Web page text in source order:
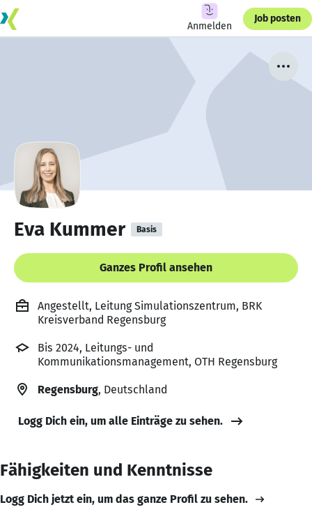
Anmelden
Job posten
Eva Kummer Basis
Ganzes Profil ansehen
Angestellt, Leitung Simulationszentrum, BRK
Kreisverband Regensburg
Bis 2024, Leitungs- und
Kommunikationsmanagement, OTH Regensburg
Regensburg, Deutschland
Logg Dich ein, um alle Einträge zu sehen.
Fähigkeiten und Kenntnisse
Logg Dich jetzt ein, um das ganze Profil zu sehen.